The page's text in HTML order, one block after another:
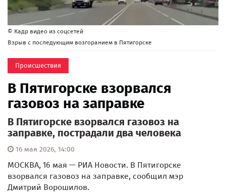
© Кадр видео из соцсетей
Взрыв с последующим возгоранием в Пятигорске
Происшествия
В Пятигорске взорвался
газовоз на заправке
В Пятигорске взорвался газовоз на
заправке, пострадали два человека
16 мая 2026, 14:00
МОСКВА, 16 мая — РИА Новости. В Пятигорске
взорвался газовоз на заправке, сообщил мэр
Дмитрий Ворошилов.